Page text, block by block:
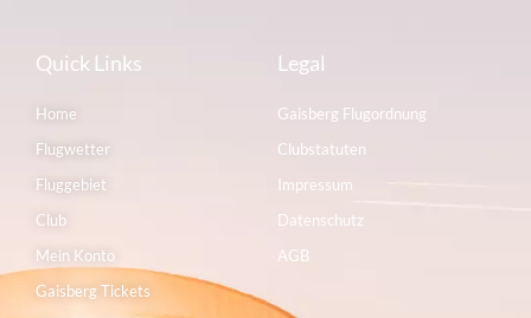
Quick Links
Home
Flugwetter
Fluggebiet
Club
Mein Konto
Gaisberg Tickets
Legal
Gaisberg Flugordnung
Clubstatuten
Impressum
Datenschutz
AGB